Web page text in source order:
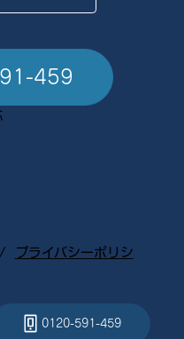
プライバシーポリシ
459
0120-591-459